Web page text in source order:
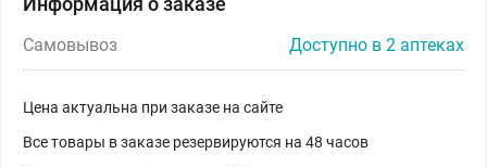
Самовывоз Доступно в 2 аптеках
Цена актуальна при заказе на сайте
Все товары в заказе резервируются на 48 часов